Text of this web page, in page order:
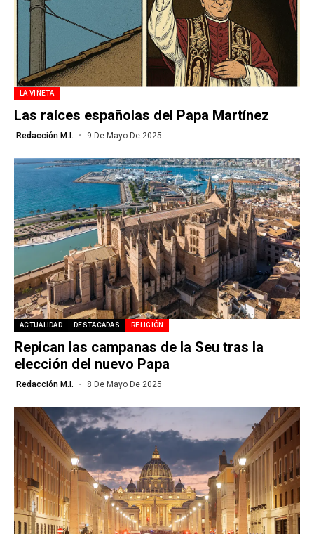
LA VIÑETA
Las raíces españolas del Papa Martínez
Redacción M.I. 9 De Mayo De 2025
ACTUALIDAD DESTACADAS RELIGIÓN
Repican las campanas de la Seu tras la
elección del nuevo Papa
Redacción M.I. 8 De Mayo De 2025